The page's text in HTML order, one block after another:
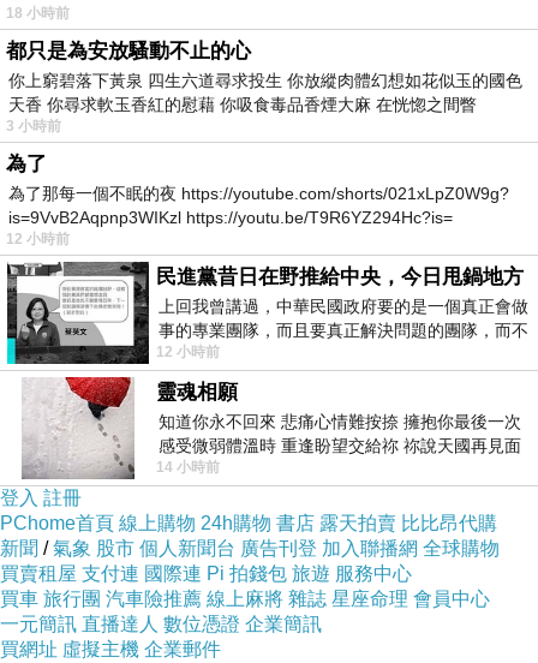
18 小時前
都只是為安放騷動不止的心
你上窮碧落下黃泉 四生六道尋求投生 你放縱肉體幻想如花似玉的國色
天香 你尋求軟玉香紅的慰藉 你吸食毒品香煙大麻 在恍惚之間瞥
3 小時前
為了
為了那每一個不眠的夜 https://youtube.com/shorts/021xLpZ0W9g?
is=9VvB2Aqpnp3WIKzl https://youtu.be/T9R6YZ294Hc?is=
12 小時前
民進黨昔日在野推給中央，今日甩鍋地方
上回我曾講過，中華民國政府要的是一個真正會做
事的專業團隊，而且要真正解決問題的團隊，而不
是只會到處甩鍋的雙標團隊，最近民進黨
12 小時前
靈魂相願
知道你永不回來 悲痛心情難按捺 擁抱你最後一次
感受微弱體溫時 重逢盼望交給祢 祢說天國再見面
此刻忍淚說別離 他日靈魂再
14 小時前
登入 註冊
PChome首頁 線上購物 24h購物 書店 露天拍賣 比比昂代購
新聞 /氣象 股市 個人新聞台 廣告刊登 加入聯播網 全球購物
買賣租屋 支付連 國際連 Pi 拍錢包 旅遊 服務中心
買車 旅行團 汽車險推薦 線上麻將 雜誌 星座命理 會員中心
一元簡訊 直播達人 數位憑證 企業簡訊
買網址 虛擬主機 企業郵件